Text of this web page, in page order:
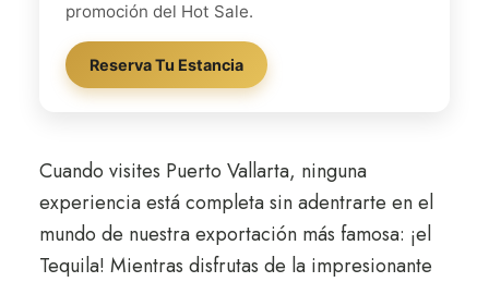
promoción del Hot Sale.
Reserva Tu Estancia
Cuando visites Puerto Vallarta, ninguna
experiencia está completa sin adentrarte en el
mundo de nuestra exportación más famosa: ¡el
Tequila! Mientras disfrutas de la impresionante